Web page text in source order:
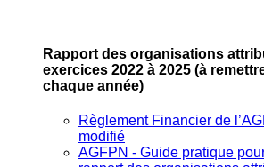
Rapport des organisations
exercices 2022 à 2025 (à
chaque année)
Règlement Financier de
modifié
AGFPN ‐ Guide pratique